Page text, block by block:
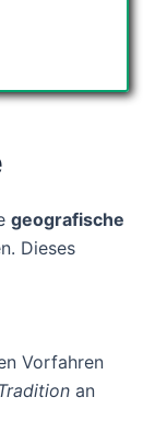
geografische
Dieses
Vorfahren
an